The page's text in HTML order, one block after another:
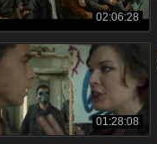
02:06:28
01:28:08